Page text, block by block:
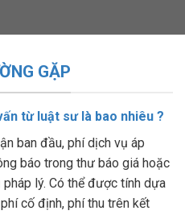
GẶP
từ luật sư là bao nhiêu ?
ban đầu, phí dịch vụ áp
báo trong thư báo giá hoặc
lý. Có thể được tính dựa
cố định, phí thu trên kết